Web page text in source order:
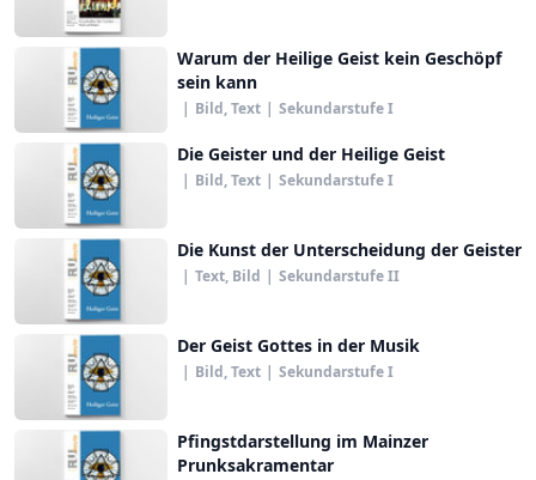
Warum der Heilige Geist kein Geschöpf
sein kann
| Bild, Text | Sekundarstufe I
Die Geister und der Heilige Geist
| Bild, Text | Sekundarstufe I
Die Kunst der Unterscheidung der Geister
| Text, Bild | Sekundarstufe II
Der Geist Gottes in der Musik
| Bild, Text | Sekundarstufe I
Pfingstdarstellung im Mainzer
Prunksakramentar